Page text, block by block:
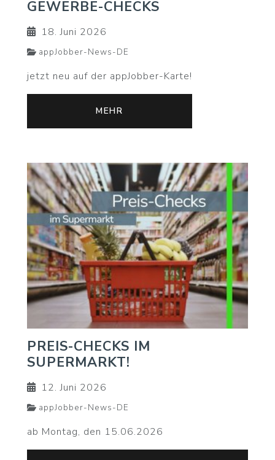
GEWERBE-CHECKS
18. Juni 2026
appJobber-News-DE
jetzt neu auf der appJobber-Karte!
MEHR
PREIS-CHECKS IM
SUPERMARKT!
12. Juni 2026
appJobber-News-DE
ab Montag, den 15.06.2026